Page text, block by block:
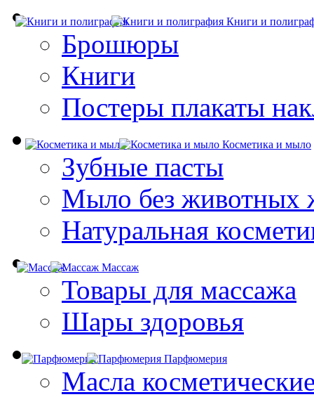
Книги и
Брошюры
Книги
Постеры плакаты
Косметика и мыло
Зубные пасты
Мыло без животных
Натуральная
Массаж
Товары для массажа
Шары здоровья
Парфюмерия
Масла